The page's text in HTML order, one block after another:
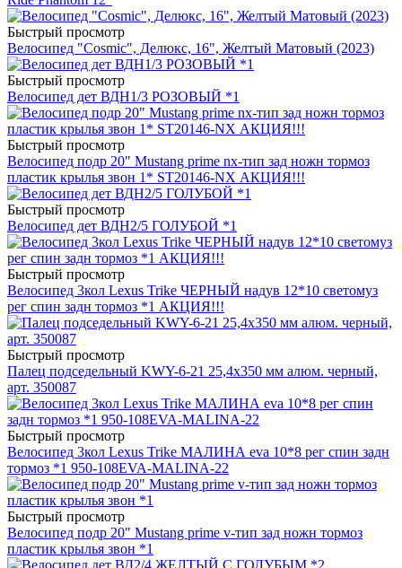
Быстрый просмотр
Велосипед "Cosmic", Делюкс, 16", Желтый Матовый (2023)
Быстрый просмотр
Велосипед дет ВДН1/3 РОЗОВЫЙ *1
Быстрый просмотр
Велосипед подр 20" Mustang prime nx-тип зад ножн тормоз
пластик крылья звон 1* ST20146-NX АКЦИЯ!!!
Быстрый просмотр
Велосипед дет ВДН2/5 ГОЛУБОЙ *1
Быстрый просмотр
Велосипед 3кол Lexus Trike ЧЕРНЫЙ надув 12*10 светомуз
рег спин задн тормоз *1 АКЦИЯ!!!
Быстрый просмотр
Палец подседельный KWY-6-21 25,4х350 мм алюм. черный,
арт. 350087
Быстрый просмотр
Велосипед 3кол Lexus Trike МАЛИНА eva 10*8 рег спин задн
тормоз *1 950-108EVA-MALINA-22
Быстрый просмотр
Велосипед подр 20" Mustang prime v-тип зад ножн тормоз
пластик крылья звон *1